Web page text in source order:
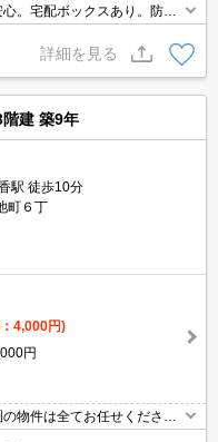
。宅配ボックスあり。防犯
利。バス・トイレ別。イン
心生活を!。IHコンロ付き。
詳細を見る
建 築9年
駅 徒歩10分
町６丁
4,000円)
円
物件は全てお任せくださ
にお問い合わせくださいま